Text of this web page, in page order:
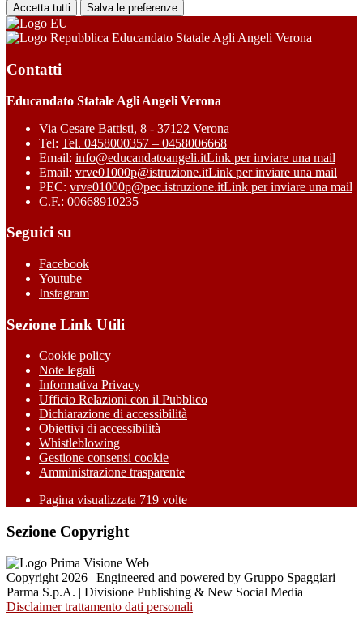
Accetta tutti Salva le preferenze
Educandato Statale Agli Angeli Verona
Contatti
Educandato Statale Agli Angeli Verona
Via Cesare Battisti, 8 - 37122 Verona
Tel: Tel. 0458000357 – 0458006668
Email: info@educandatoangeli.itLink per inviare una mail
Email: vrve01000p@istruzione.itLink per inviare una mail
PEC: vrve01000p@pec.istruzione.itLink per inviare una mail
C.F.: 00668910235
Seguici su
Facebook
Youtube
Instagram
Sezione Link Utili
Cookie policy
Note legali
Informativa Privacy
Ufficio Relazioni con il Pubblico
Dichiarazione di accessibilità
Obiettivi di accessibilità
Whistleblowing
Gestione consensi cookie
Amministrazione trasparente
Pagina visualizzata 719 volte
Sezione Copyright
Copyright 2026 | Engineered and powered by Gruppo Spaggiari
Parma S.p.A. | Divisione Publishing & New Social Media
Disclaimer trattamento dati personali